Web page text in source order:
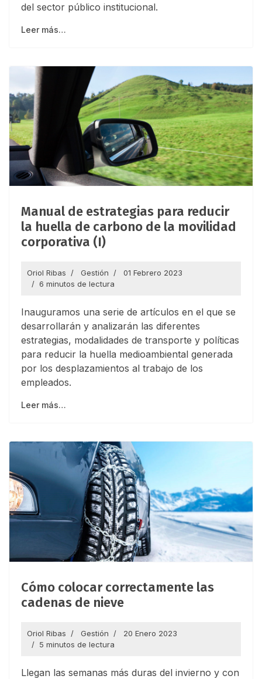
del sector público institucional.
Leer más…
Manual de estrategias para reducir
la huella de carbono de la movilidad
corporativa (I)
Oriol Ribas Gestión
01 Febrero 2023
6 minutos de lectura
Inauguramos una serie de artículos en el que se
desarrollarán y analizarán las diferentes
estrategias, modalidades de transporte y políticas
para reducir la huella medioambiental generada
por los desplazamientos al trabajo de los
empleados.
Leer más…
Cómo colocar correctamente las
cadenas de nieve
Oriol Ribas Gestión
20 Enero 2023
5 minutos de lectura
Llegan las semanas más duras del invierno y con